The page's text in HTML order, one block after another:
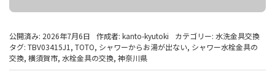
公開済み: 2026年7月6日 作成者: kanto-kyutoki カテゴリー: 水洗金具交換
タグ: TBV03415J1 , TOTO, シャワーからお湯が出ない, シャワー水栓金具の
交換, 横須賀市, 水栓金具の交換, 神奈川県